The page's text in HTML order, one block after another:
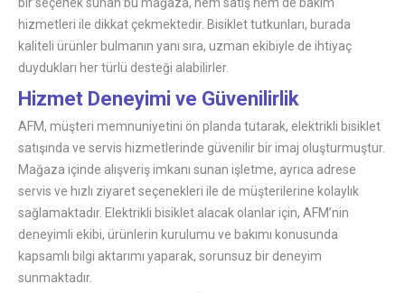
hizmetleri ile dikkat çekmektedir. Bisiklet tutkunları, burada
kaliteli ürünler bulmanın yanı sıra, uzman ekibiyle de ihtiyaç
duydukları her türlü desteği alabilirler.
Hizmet Deneyimi ve Güvenilirlik
AFM, müşteri memnuniyetini ön planda tutarak, elektrikli bisiklet
satışında ve servis hizmetlerinde güvenilir bir imaj oluşturmuştur.
Mağaza içinde alışveriş imkanı sunan işletme, ayrıca adrese
servis ve hızlı ziyaret seçenekleri ile de müşterilerine kolaylık
sağlamaktadır. Elektrikli bisiklet alacak olanlar için, AFM’nin
deneyimli ekibi, ürünlerin kurulumu ve bakımı konusunda
kapsamlı bilgi aktarımı yaparak, sorunsuz bir deneyim
sunmaktadır.